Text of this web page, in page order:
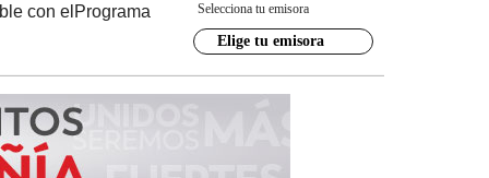
con el Programa Selecciona tu emisora
Elige tu emisora